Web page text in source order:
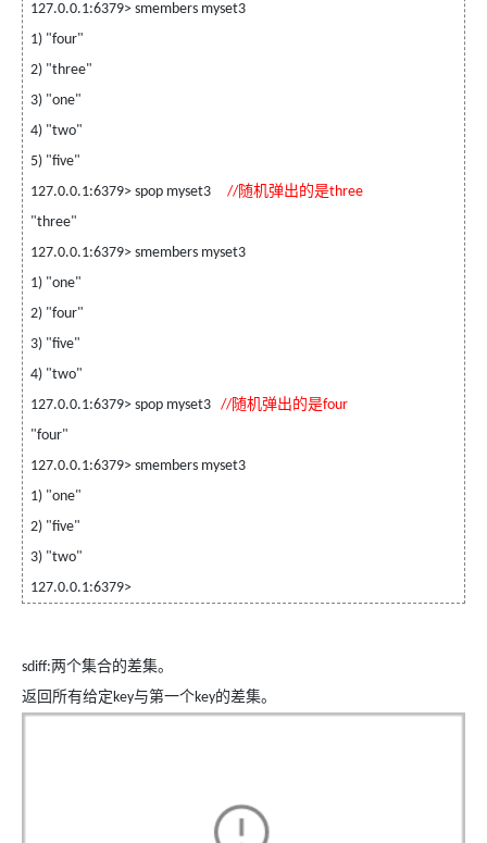
127.0.0.1:6379> smembers myset3
1) "four"
2) "three"
3) "one"
4) "two"
5) "five"
127.0.0.1:6379> spop myset3
//随机弹出的是three
"three"
127.0.0.1:6379> smembers myset3
1) "one"
2) "four"
3) "five"
4) "two"
127.0.0.1:6379> spop myset3
//随机弹出的是four
"four"
127.0.0.1:6379> smembers myset3
1) "one"
2) "five"
3) "two"
127.0.0.1:6379>
sdiff:两个集合的差集。
返回所有给定key与第一个key的差集。